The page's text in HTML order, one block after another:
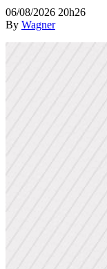
06/08/2026 20h26
By Wagner